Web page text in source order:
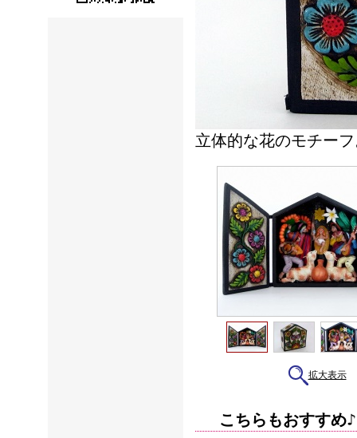
立体的な花のモチー
拡大表示
こちらもおすすめ♪